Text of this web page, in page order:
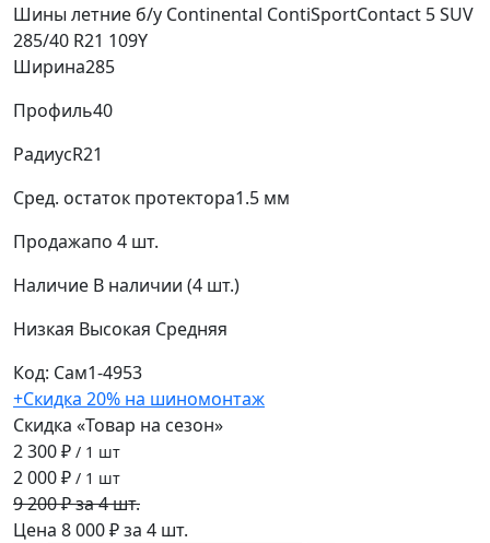
Шины летние б/у Continental ContiSportContact 5 SUV
285/40 R21 109Y
Ширина285
Профиль40
РадиусR21
Сред. остаток протектора1.5 мм
Продажапо 4 шт.
Наличие В наличии (4 шт.)
Низкая Высокая Средняя
Код: Сам1-4953
+Скидка 20% на шиномонтаж
Скидка «Товар на сезон»
2 300 ₽ / 1 шт
2 000 ₽ / 1 шт
9 200 ₽ за 4 шт.
Цена 8 000 ₽ за 4 шт.